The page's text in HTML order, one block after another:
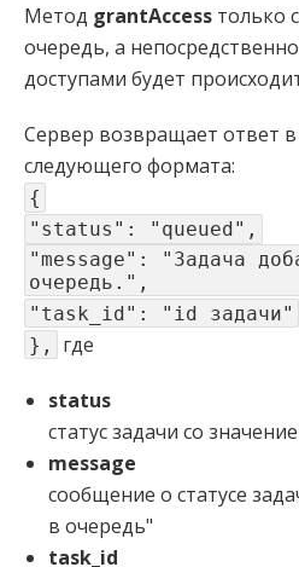
Метод grantAccess только
очередь, а
доступами будет
Сервер возвращает ответ в
следующего формата:
{
"status": "queued",
"message": "Задача
очередь.",
"task_id": "id задачи"
},
где
status
статус задачи со
message
сообщение о статусе
в очередь"
task_id